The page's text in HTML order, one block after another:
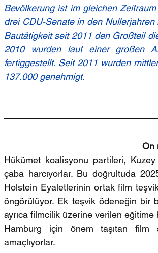
Bevölkerung ist im gleichen
drei CDU-Senate in den
Bautätigkeit seit 2011 den Großteil
2010 wurden laut einer großen
fertiggestellt. Seit 2011 wurden
137.000 genehmigt.
On
Hükümet koalisyonu partileri,
çaba harcıyorlar. Bu doğrultuda
Holstein Eyaletlerinin ortak film
öngörülüyor. Ek teşvik ödeneğin bir
ayrıca filmcilik üzerine verilen eğitime
Hamburg için önem taşıtan film
amaçlıyorlar.